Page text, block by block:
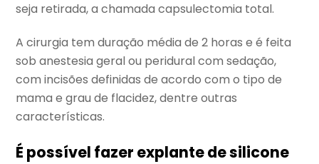
seja retirada, a chamada capsulectomia total.
A cirurgia tem duração média de 2 horas e é feita
sob anestesia geral ou peridural com sedação,
com incisões definidas de acordo com o tipo de
mama e grau de flacidez, dentre outras
características.
É possível fazer explante de silicone